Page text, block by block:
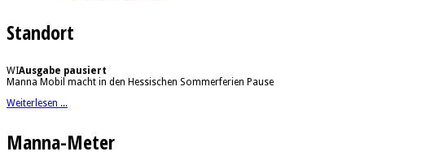
Standort
WIAusgabe pausiert
Manna Mobil macht in den Hessischen Sommerferien Pause
Weiterlesen ...
Manna-Meter